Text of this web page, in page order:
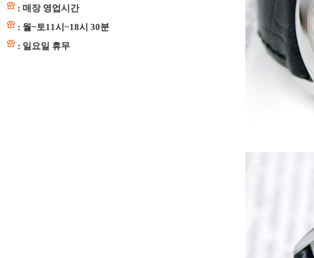
: 매장 영업시간
: 월~토11시~18시 30분
: 일요일 휴무